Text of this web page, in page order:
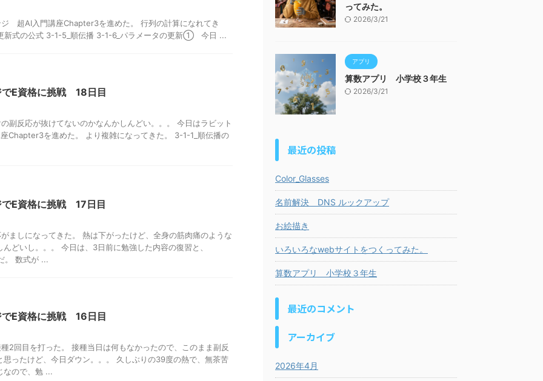
超AI入門講座Chapter3を進めた。 行列の計算になれてき
新式の公式 3-1-5_順伝播 3-1-6_パラメータの更新① 今日 ...
でE資格に挑戦 18日目
副反応が抜けてないのかなんかしんどい。。。 今日はラビット
Chapter3を進めた。 より複雑になってきた。 3-1-1_順伝播の
でE資格に挑戦 17日目
ましになってきた。 熱は下がったけど、全身の筋肉痛のような
どいし。。。 今日は、3日前に勉強した内容の復習と、
。 数式が ...
でE資格に挑戦 16日目
2回目を打った。 接種当日は何もなかったので、このまま副反
思ったけど、今日ダウン。。。 久しぶりの39度の熱で、無茶苦
なので、勉 ...
ってみた。
2026/3/21
アプリ
算数アプリ 小学校３年生
2026/3/21
最近の投稿
Color_Glasses
名前解決 DNS ルックアップ
お絵描き
いろいろなwebサイトをつくってみた。
算数アプリ 小学校３年生
最近のコメント
アーカイブ
2026年4月